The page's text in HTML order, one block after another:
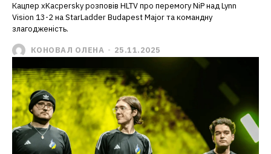
Кацпер xKacpersky розповів HLTV про перемогу NiP над Lynn
Vision 13-2 на StarLadder Budapest Major та командну
злагодженість.
КОНОВАЛ ОЛЕНА - 25.11.2025